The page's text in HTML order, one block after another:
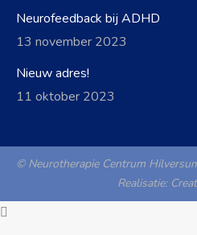
Neurofeedback bij ADHD
13 november 2023
Nieuw adres!
11 oktober 2023
© Neurotherapie Centrum
Realisatie: